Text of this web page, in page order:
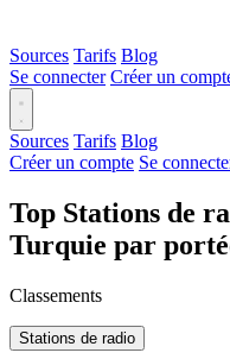
Sources Tarifs Blog
Se connecter Créer un
Sources Tarifs Blog
Créer un compte Se
Top Stations de
Turquie par
Classements
Stations de radio